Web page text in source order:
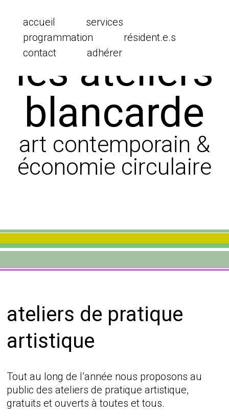
accueil
services
programmation
résident.e.s
contact
adhérer
les ateliers
blancarde
art contemporain &
économie circulaire
ateliers de pratique
artistique
Tout au long de l’année nous proposons au
public des ateliers de pratique artistique,
gratuits et ouverts à toutes et tous.